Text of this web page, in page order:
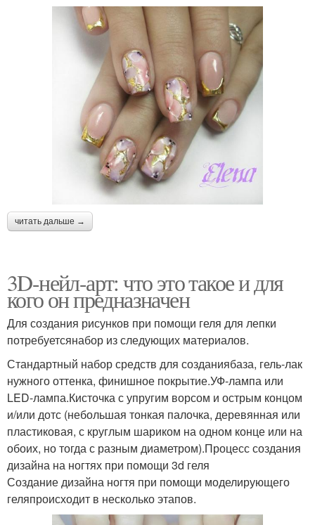
читать дальше →
3D-нейл-арт: что это такое и для
кого он предназначен
Для создания рисунков при помощи геля для лепки
потребуетсянабор из следующих материалов.
Стандартный набор средств для созданиябаза, гель-лак
нужного оттенка, финишное покрытие.УФ-лампа или
LED-лампа.Кисточка с упругим ворсом и острым концом
и/или дотс (небольшая тонкая палочка, деревянная или
пластиковая, с круглым шариком на одном конце или на
обоих, но тогда с разным диаметром).Процесс создания
дизайна на ногтях при помощи 3d геля
Создание дизайна ногтя при помощи моделирующего
геляпроисходит в несколько этапов.